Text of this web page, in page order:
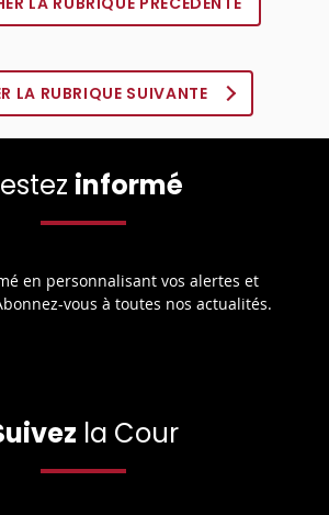
LA RUBRIQUE SUIVANTE
informé
en personnalisant vos alertes et
vous à toutes nos actualités.
la Cour